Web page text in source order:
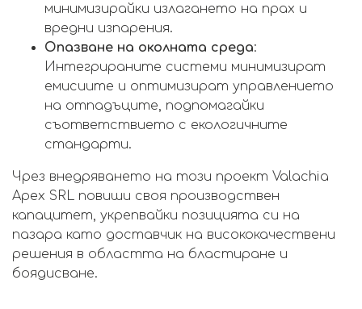
минимизирайки излагането на прах и
вредни изпарения.
Опазване на околната среда:
Интегрираните системи минимизират
емисиите и оптимизират управлението
на отпадъците, подпомагайки
съответствието с екологичните
стандарти.
Чрез внедряването на този проект Valachia
Apex SRL повиши своя производствен
капацитет, укрепвайки позицията си на
пазара като доставчик на висококачествени
решения в областта на бластиране и
боядисване.